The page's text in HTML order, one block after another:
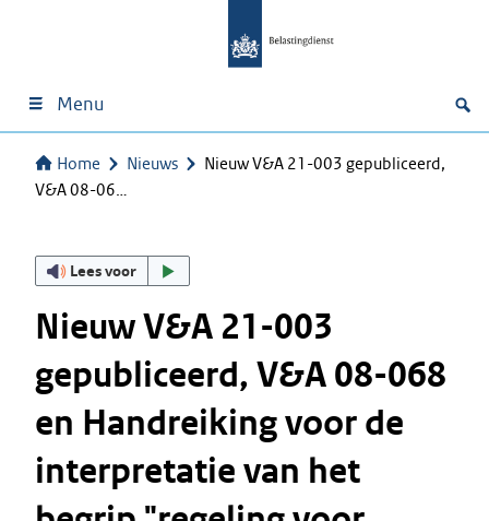
Menu
Home Nieuws
Nieuw V&A 21-003 gepubliceerd,
V&A 08-06…
Lees voor
Nieuw V&A 21-003
gepubliceerd, V&A 08-068
en Handreiking voor de
interpretatie van het